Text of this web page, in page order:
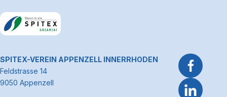
~Kontaktinformationen
SPITEX-VEREIN APPENZELL INNERRHODEN
Feldstrasse 14
9050 Appenzell